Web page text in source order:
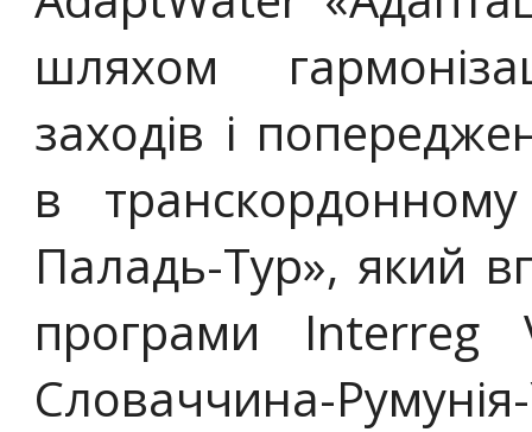
шляхом
заходів і
в
Паладь-Тур», який
програми Interreg
Словаччина-